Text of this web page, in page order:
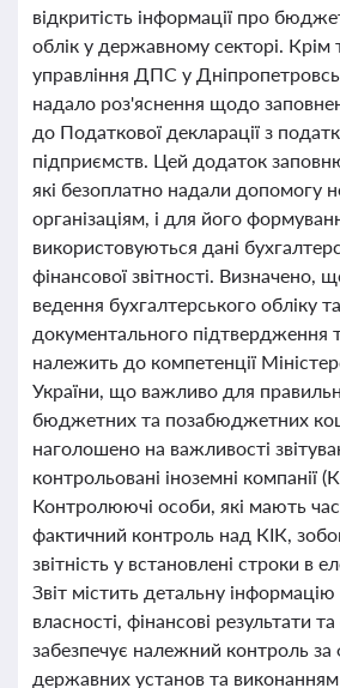
відкритість інформації про
облік у державному секторі. Крім
управління ДПС у
надало роз'яснення щодо
до Податкової декларації з
підприємств. Цей додаток
які безоплатно надали допомогу
організаціям, і для його
використовуються дані
фінансової звітності. Визначено,
ведення бухгалтерського обліку та
документального підтвердження
належить до компетенції
України, що важливо для
бюджетних та позабюджетних
наголошено на важливості
контрольовані іноземні компанії
Контролюючі особи, які мають
фактичний контроль над КІК,
звітність у встановлені строки в
Звіт містить детальну
власності, фінансові результати
забезпечує належний контроль за
державних установ та